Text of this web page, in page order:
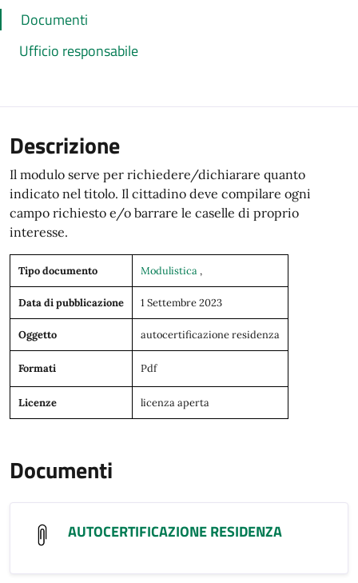
Documenti
Ufficio responsabile
Descrizione
Il modulo serve per richiedere/dichiarare quanto
indicato nel titolo. Il cittadino deve compilare ogni
campo richiesto e/o barrare le caselle di proprio
interesse.
Tipo documento Modulistica ,
Data di pubblicazione 1 Settembre 2023
Oggetto autocertificazione residenza
Formati Pdf
Licenze licenza aperta
Documenti
AUTOCERTIFICAZIONE RESIDENZA